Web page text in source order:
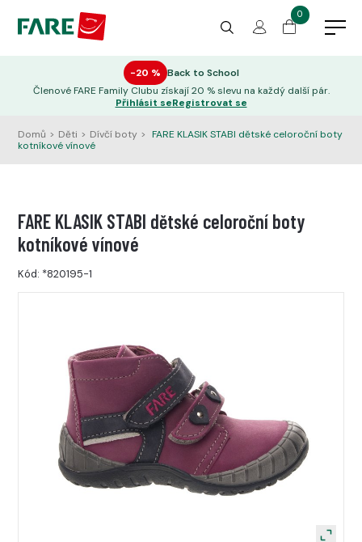
0
−20 % Back to School
Členové FARE Family Clubu získají 20 % slevu na každý další pár.
Přihlásit seRegistrovat se
Domů > Děti > Dívčí boty > FARE KLASIK STABI dětské celoroční boty
kotníkové vínové
FARE KLASIK STABI dětské celoroční boty
kotníkové vínové
Kód: *820195-1